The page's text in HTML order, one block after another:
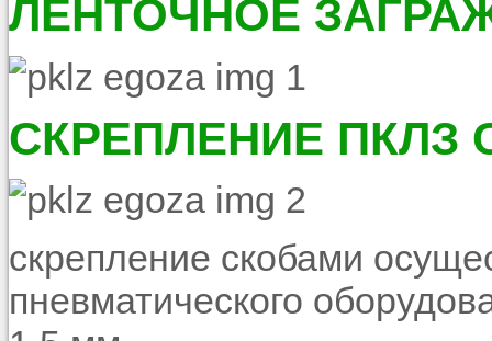
ЛЕНТОЧНОЕ
СКРЕПЛЕНИЕ ПКЛЗ
скрепление скобами
пневматического